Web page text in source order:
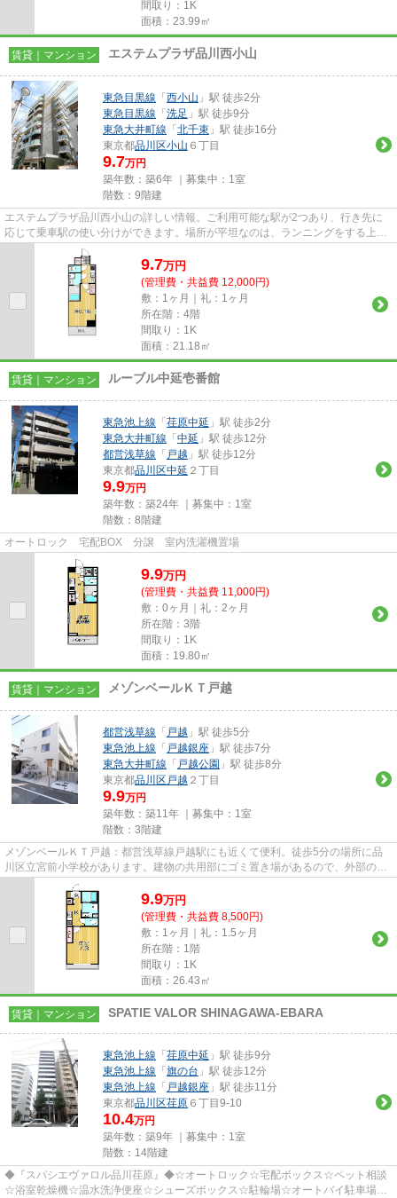
間取り：1K
面積：23.99㎡
賃貸｜マンション エステムプラザ品川西小山
東急目黒線 「 西小山 」駅 徒歩2分
東急目黒線 「 洗足 」駅 徒歩9分
東急大井町線 「 北千束 」駅 徒歩16分
東京都品川区小山 ６丁目
9.7万円
築年数：築6年 ｜募集中： 1室
階数：9階建
エステムプラザ品川西小山の詳しい情報。ご利用可能な駅が2つあり、行き先に
応じて乗車駅の使い分けができます。場所が平坦なのは、ランニングをする上で
抑えたいポイントですね。この...
9.7万円
(管理費・共益費 12,000円)
敷：1ヶ月｜礼：1ヶ月
所在階：4階
間取り：1K
面積：21.18㎡
賃貸｜マンション ルーブル中延壱番館
東急池上線 「 荏原中延 」駅 徒歩2分
東急大井町線 「 中延 」駅 徒歩12分
都営浅草線 「 戸越 」駅 徒歩12分
東京都品川区中延 ２丁目
9.9万円
築年数：築24年 ｜募集中： 1室
階数：8階建
オートロック 宅配BOX 分譲 室内洗濯機置場
9.9万円
(管理費・共益費 11,000円)
敷：0ヶ月｜礼：2ヶ月
所在階：3階
間取り：1K
面積：19.80㎡
賃貸｜マンション メゾンベールＫＴ戸越
都営浅草線 「 戸越 」駅 徒歩5分
東急池上線 「 戸越銀座 」駅 徒歩7分
東急大井町線 「 戸越公園 」駅 徒歩8分
東京都品川区 戸越 ２丁目
9.9万円
築年数：築11年 ｜募集中： 1室
階数：3階建
メゾンベールＫＴ戸越：都営浅草線戸越駅にも近くて便利。徒歩5分の場所に品
川区立宮前小学校があります。建物の共用部にゴミ置き場があるので、外部の人
にゴミを見られるなどのトラブ...
9.9万円
(管理費・共益費 8,500円)
敷：1ヶ月｜礼：1.5ヶ月
所在階：1階
間取り：1K
面積：26.43㎡
賃貸｜マンション SPATIE VALOR SHINAGAWA-EBARA
東急池上線 「 荏原中延 」駅 徒歩9分
東急池上線 「 旗の台 」駅 徒歩12分
東急池上線 「 戸越銀座 」駅 徒歩11分
東京都品川区荏原 ６丁目9-10
10.4万円
築年数：築9年 ｜募集中： 1室
階数：14階建
◆『スパシエヴァロル品川荏原』◆☆オートロック☆宅配ボックス☆ペット相談
☆浴室乾燥機☆温水洗浄便座☆シューズボックス☆駐輪場☆オートバイ駐車場☆